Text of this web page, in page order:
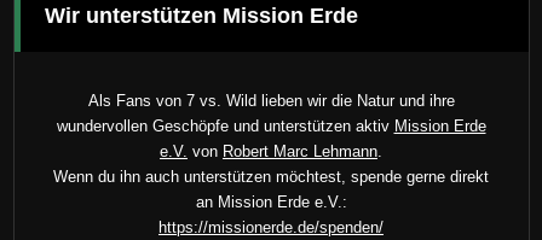
Wir unterstützen Mission Erde
Als Fans von 7 vs. Wild lieben wir die Natur und ihre
wundervollen Geschöpfe und unterstützen aktiv Mission Erde
e.V. von Robert Marc Lehmann.
Wenn du ihn auch unterstützen möchtest, spende gerne direkt
an Mission Erde e.V.:
https://missionerde.de/spenden/